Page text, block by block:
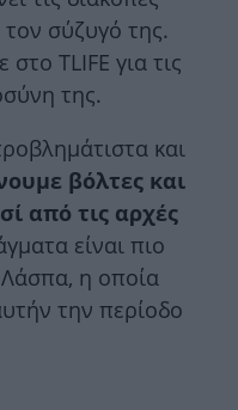
σύζυγό της.
TLIFE για τις
της.
και
βόλτες και
από τις αρχές
είναι πιο
Λάσπα, η οποία
την περίοδο